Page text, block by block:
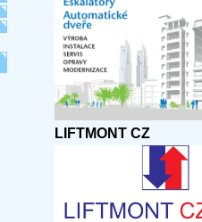
LIFTMONT CZ